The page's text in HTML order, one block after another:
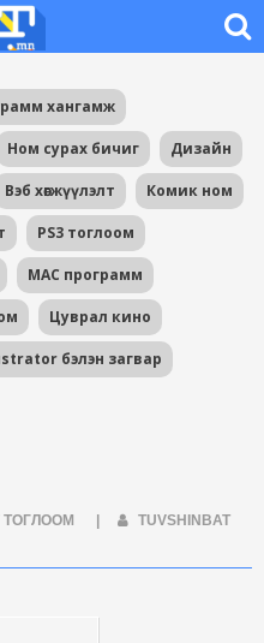
хангамж
Ном сурах бичиг Дизайн
Вэб хөгжүүлэлт Комик ном
PS3 тоглоом
MAC программ
Цуврал кино
бэлэн загвар
TUVSHINBAT